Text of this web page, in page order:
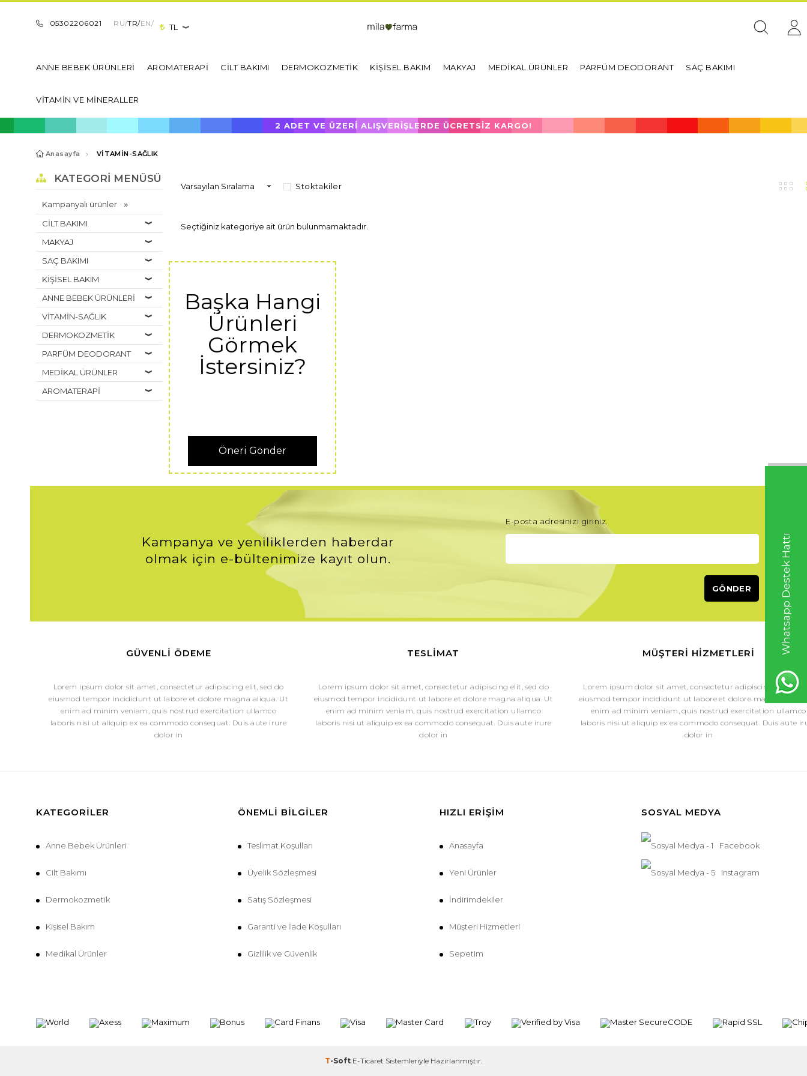
Whatsapp Destek Hattı
05302206021 RU/TR/EN/ TL
ANNE BEBEK ÜRÜNLERİ AROMATERAPİ CİLT BAKIMI DERMOKOZMETİK KİŞİSEL BAKIM MAKYAJ MEDİKAL ÜRÜNLER PARFÜM DEODORANT SAÇ BAKIMI
VİTAMİN VE MİNERALLER
2 ADET VE ÜZERİ ALIŞVERİŞLERDE ÜCRETSİZ KARGO!
Anasayfa VİTAMİN-SAĞLIK
KATEGORI MENÜSÜ
Kampanyalı ürünler
CİLT BAKIMI
MAKYAJ
SAÇ BAKIMI
KİŞİSEL BAKIM
ANNE BEBEK ÜRÜNLERİ
VİTAMİN-SAĞLIK
DERMOKOZMETİK
PARFÜM DEODORANT
MEDİKAL ÜRÜNLER
AROMATERAPİ
Stoktakiler
Seçtiğiniz kategoriye ait ürün bulunmamaktadır.
Başka Hangi
Ürünleri
Görmek
İstersiniz?
Öneri Gönder
Kampanya ve yeniliklerden haberdar
olmak için e-bültenimize kayıt olun.
E-posta adresinizi giriniz.
GÜVENLI ÖDEME
Lorem ipsum dolor sit amet, consectetur adipiscing elit, sed do
eiusmod tempor incididunt ut labore et dolore magna aliqua. Ut
enim ad minim veniam, quis nostrud exercitation ullamco
laboris nisi ut aliquip ex ea commodo consequat. Duis aute irure
dolor in
TESLIMAT
Lorem ipsum dolor sit amet, consectetur adipiscing elit, sed do
eiusmod tempor incididunt ut labore et dolore magna aliqua. Ut
enim ad minim veniam, quis nostrud exercitation ullamco
laboris nisi ut aliquip ex ea commodo consequat. Duis aute irure
dolor in
MÜŞTERI HIZMETLERI
Lorem ipsum dolor sit amet, consectetur adipiscing elit, sed
eiusmod tempor incididunt ut labore et dolore magna
enim ad minim veniam, quis nostrud exercitation ullamco
laboris nisi ut aliquip ex ea commodo consequat. Duis aute
dolor in
KATEGORILER
Anne Bebek Ürünleri
Cilt Bakımı
Dermokozmetik
Kişisel Bakım
Medikal Ürünler
ÖNEMLI BILGILER
Teslimat Koşulları
Üyelik Sözleşmesi
Satış Sözleşmesi
Garanti ve İade Koşulları
Gizlilik ve Güvenlik
HIZLI ERIŞIM
Anasayfa
Yeni Ürünler
İndirimdekiler
Müşteri Hizmetleri
Sepetim
SOSYAL MEDYA
Facebook
Instagram
T-Soft E-Ticaret Sistemleriyle Hazırlanmıştır.